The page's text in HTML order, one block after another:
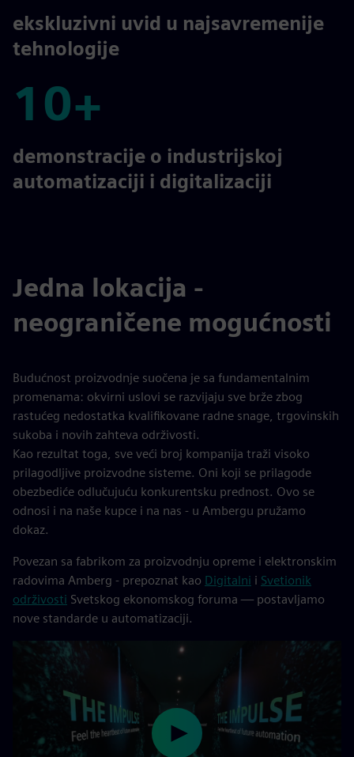
100+
ekskluzivni uvid u najsavremenije
tehnologije
10+
10+
demonstracije o industrijskoj
automatizaciji i digitalizaciji
Jedna lokacija -
neograničene mogućnosti
Budućnost proizvodnje suočena je sa fundamentalnim
promenama: okvirni uslovi se razvijaju sve brže zbog
rastućeg nedostatka kvalifikovane radne snage, trgovinskih
sukoba i novih zahteva održivosti.
Kao rezultat toga, sve veći broj kompanija traži visoko
prilagodljive proizvodne sisteme. Oni koji se prilagode
obezbediće odlučujuću konkurentsku prednost. Ovo se
odnosi i na naše kupce i na nas - u Ambergu pružamo
dokaz.
Povezan sa fabrikom za proizvodnju opreme i elektronskim
radovima Amberg - prepoznat kao Digitalni i Svetionik
održivosti Svetskog ekonomskog foruma — postavljamo
nove standarde u automatizaciji.
Play